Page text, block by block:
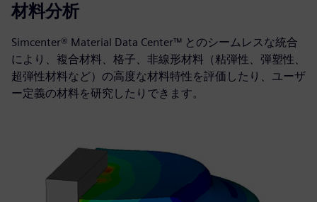
材料分析
Simcenter® Material Data Center™ とのシームレスな統合
により、複合材料、格子、非線形材料（粘弾性、弾塑性、
超弾性材料など）の高度な材料特性を評価したり、ユーザ
ー定義の材料を研究したりできます。